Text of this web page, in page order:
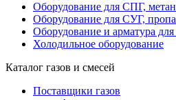
Оборудование для СПГ,
Оборудование для СУГ,
Оборудование и арматура
Холодильное оборудование
Каталог газов и смесей
Поставщики газов